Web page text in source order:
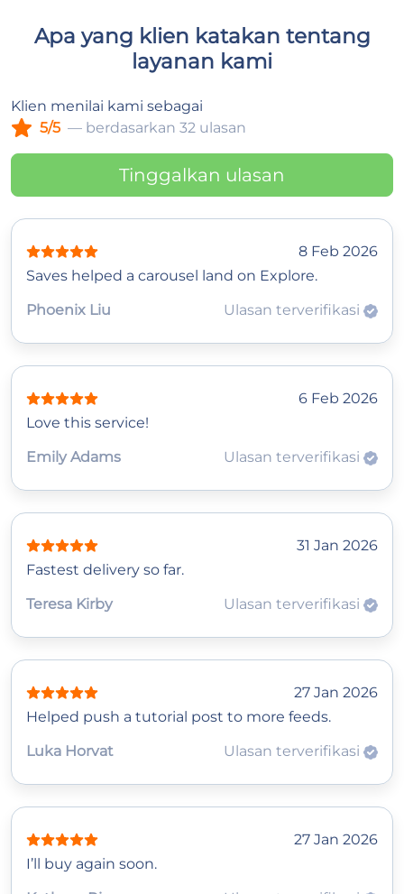
Apa yang klien katakan tentang
layanan kami
Klien menilai kami sebagai
5/5 — berdasarkan 32 ulasan
Tinggalkan ulasan
8 Feb 2026
Saves helped a carousel land on Explore.
Phoenix Liu
Ulasan terverifikasi
6 Feb 2026
Love this service!
Emily Adams
Ulasan terverifikasi
31 Jan 2026
Fastest delivery so far.
Teresa Kirby
Ulasan terverifikasi
27 Jan 2026
Helped push a tutorial post to more feeds.
Luka Horvat
Ulasan terverifikasi
27 Jan 2026
I’ll buy again soon.